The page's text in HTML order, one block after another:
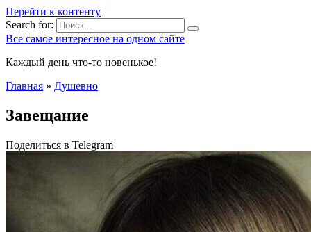
Перейти к контенту
Search for:
Все самое интересное на одном сайте
Каждый день что-то новенькое!
Главная » Душевно
Завещание
Поделиться в Telegram